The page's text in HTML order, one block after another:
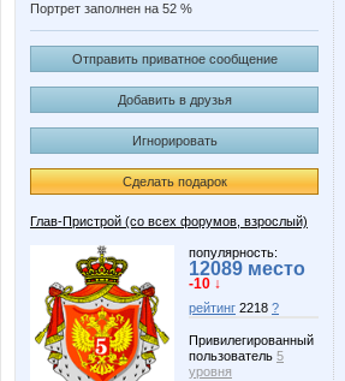
Портрет заполнен на 52 %
Отправить приватное сообщение
Добавить в друзья
Игнорировать
Сделать подарок
Глав-Пристрой (со всех форумов, взрослый)
популярность:
12089 место
-10 ↓
рейтинг 2218 ?
Привилегированный
пользователь 5
уровня